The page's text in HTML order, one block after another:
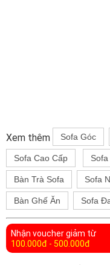
Xem thêm Sofa Góc
Sofa Cao Cấp
Bàn Trà Sofa Sofa
Bàn Ghế Ăn Sofa
Nhận voucher giảm từ
100.000đ - 500.000đ